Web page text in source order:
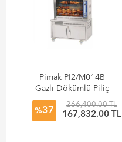
Pimak PI2/M014B
Gazlı Dökümlü Piliç
Çevirme Makinesi
%37
266,400.00 TL
167,832.00 TL